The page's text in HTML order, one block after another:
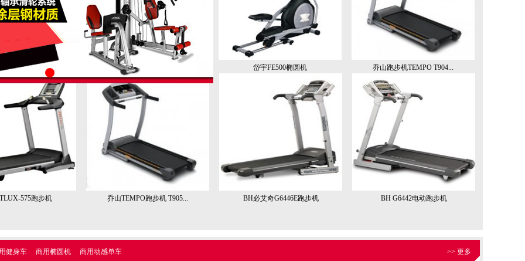
岱宇FE500椭圆机 乔山跑步机TEMPO T904...
575跑步机 乔山TEMPO跑步机 T905... BH必艾奇G6446E跑步机 BH G6442电动跑步机
健身车 商用椭圆机 商用动感单车 >> 更多